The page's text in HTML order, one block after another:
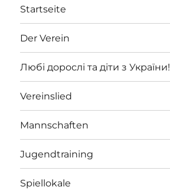
Startseite
Der Verein
Любі дорослі та діти з України!
Vereinslied
Mannschaften
Jugendtraining
Spiellokale